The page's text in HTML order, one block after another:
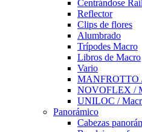
Centrándose Rail
Reflector
Clips de flores
Alumbrado
Trípodes Macro
Libros de Macro
Vario
MANFROTTO
NOVOFLEX /
UNILOC /
Panorámico
Cabezas